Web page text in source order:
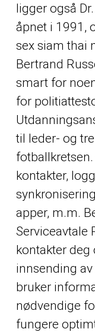
ligger også
åpnet i 1991,
sex siam thai
Bertrand
smart for
for
til leder- og
kontakter,
apper, m.m.
Serviceavtale
kontakter deg
innsending
bruker
nødvendige
fungere